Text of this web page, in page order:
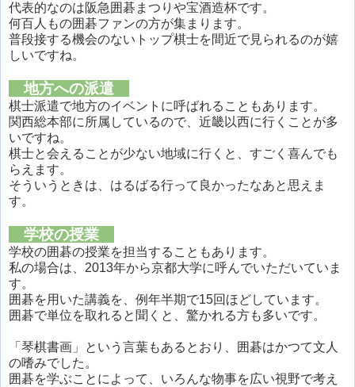
代表的なのは阪急囲碁まつりや宝酒造杯です。
何百人もの囲碁ファンの方が集まります。
普段接する機会のないトップ棋士を間近で見られるのが嬉
しいですね。
地方への派遣
棋士派遣で地方のイベントに呼ばれることもあります。
関西総本部に所属しているので、近畿以西に行くことが多
いですね。
棋士と会えることが少ない地域に行くと、すごく喜んでも
らえます。
そういうときは、はるばる行って良かったなあと思えま
す。
学校の授業
学校の囲碁の授業を担当することもあります。
私の場合は、2013年から京都大学に呼んでいただいていま
す。
囲碁を用いた講義を、例年半期で15回ほどしています。
囲碁で単位を取れると聞くと、驚かれる方も多いです。
「琴棋書画」という言葉もあるとおり、囲碁はかつて文人
の嗜みでした。
囲碁を学ぶことによって、いろんな物事を広い視野で考え